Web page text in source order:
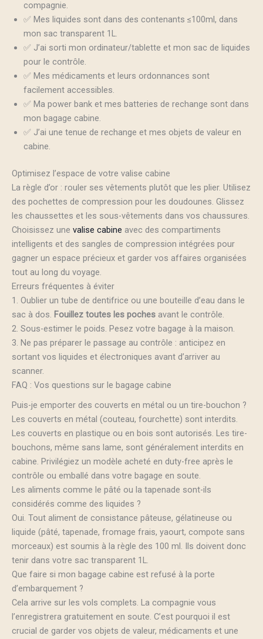
compagnie.
✅ Mes liquides sont dans des contenants ≤100ml, dans
mon sac transparent 1L.
✅ J’ai sorti mon ordinateur/tablette et mon sac de liquides
pour le contrôle.
✅ Mes médicaments et leurs ordonnances sont
facilement accessibles.
✅ Ma power bank et mes batteries de rechange sont dans
mon bagage cabine.
✅ J’ai une tenue de rechange et mes objets de valeur en
cabine.
Optimisez l’espace de votre valise cabine
La règle d’or : rouler ses vêtements plutôt que les plier. Utilisez
des pochettes de compression pour les doudounes. Glissez
les chaussettes et les sous-vêtements dans vos chaussures.
Choisissez une valise cabine avec des compartiments
intelligents et des sangles de compression intégrées pour
gagner un espace précieux et garder vos affaires organisées
tout au long du voyage.
Erreurs fréquentes à éviter
1. Oublier un tube de dentifrice ou une bouteille d’eau dans le
sac à dos. Fouillez toutes les poches avant le contrôle.
2. Sous-estimer le poids. Pesez votre bagage à la maison.
3. Ne pas préparer le passage au contrôle : anticipez en
sortant vos liquides et électroniques avant d’arriver au
scanner.
FAQ : Vos questions sur le bagage cabine
Puis-je emporter des couverts en métal ou un tire-bouchon ?
Les couverts en métal (couteau, fourchette) sont interdits.
Les couverts en plastique ou en bois sont autorisés. Les tire-
bouchons, même sans lame, sont généralement interdits en
cabine. Privilégiez un modèle acheté en duty-free après le
contrôle ou emballé dans votre bagage en soute.
Les aliments comme le pâté ou la tapenade sont-ils
considérés comme des liquides ?
Oui. Tout aliment de consistance pâteuse, gélatineuse ou
liquide (pâté, tapenade, fromage frais, yaourt, compote sans
morceaux) est soumis à la règle des 100 ml. Ils doivent donc
tenir dans votre sac transparent 1L.
Que faire si mon bagage cabine est refusé à la porte
d’embarquement ?
Cela arrive sur les vols complets. La compagnie vous
l’enregistrera gratuitement en soute. C’est pourquoi il est
crucial de garder vos objets de valeur, médicaments et une